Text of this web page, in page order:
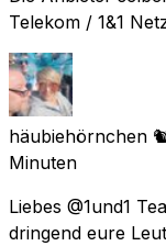
Telekom / 1&1
Minuten
Liebes @1und1
dringend eure